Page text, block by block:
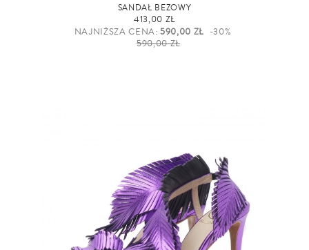
SANDAŁ BEŻOWY
413,00 ZŁ
NAJNIŻSZA CENA: 590,00 ZŁ -30%
590,00 ZŁ